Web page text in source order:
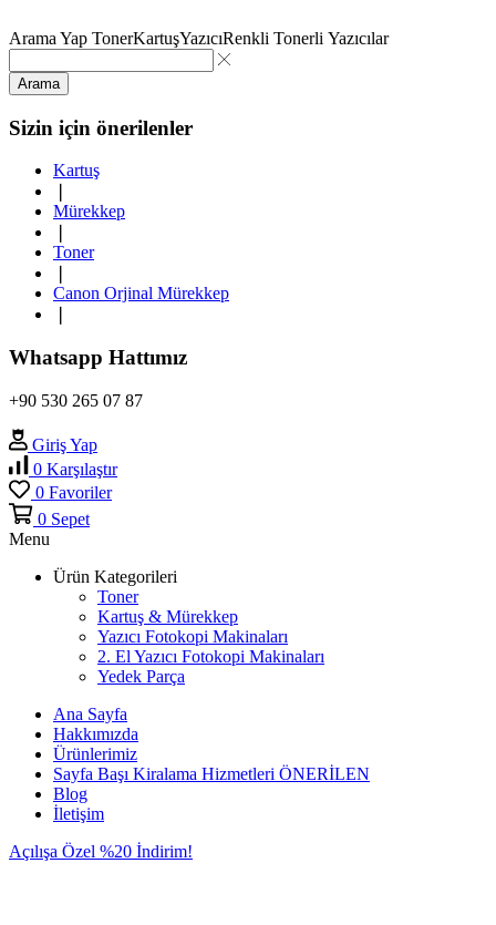
Arama Yap TonerKartuşYazıcıRenkli Tonerli Yazıcılar
Arama
Sizin için önerilenler
Kartuş
Mürekkep
Toner
Canon Orjinal Mürekkep
Whatsapp Hattımız
+90 530 265 07 87
Giriş Yap
0 Karşılaştır
0 Favoriler
0 Sepet
Menu
Ürün Kategorileri
Toner
Kartuş & Mürekkep
Yazıcı Fotokopi Makinaları
2. El Yazıcı Fotokopi Makinaları
Yedek Parça
Ana Sayfa
Hakkımızda
Ürünlerimiz
Sayfa Başı Kiralama Hizmetleri ÖNERİLEN
Blog
İletişim
Açılışa Özel %20 İndirim!